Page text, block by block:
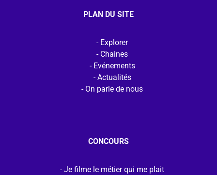
PLAN DU SITE
Explorer
Chaines
Evénements
Actualités
On parle de nous
CONCOURS
Je filme le métier qui me plait